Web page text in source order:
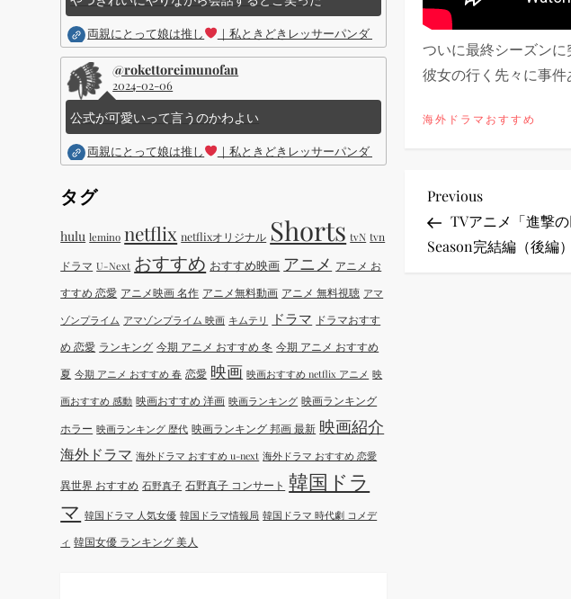
ついに最終シーズンに
彼女の行く先々に事
海外ドラマおすすめ
投
稿
Previous
Post
Previous
TVアニメ「進撃
Season完結編（後編
両親にとって娘は推し ｜私ときどきレッサーパンダ ｜Disney (ディズニープラス）
@rokettoreimunofan
2024-02-06
公式が可愛いって言うのかわよい
両親にとって娘は推し ｜私ときどきレッサーパンダ ｜Disney (ディズニープラス）
タグ
hulu lemino netflix netflixオリジナル Shorts tvN tvn
ドラマ U-Next おすすめ おすすめ映画 アニメ アニメ お
すすめ 恋愛 アニメ映画 名作 アニメ無料動画 アニメ 無料視聴 アマ
ゾンプライム アマゾンプライム 映画 キムテリ ドラマ ドラマおすす
め 恋愛 ランキング 今期 アニメ おすすめ 冬 今期 アニメ おすすめ
夏 今期 アニメ おすすめ 春 恋愛 映画 映画おすすめ netflix アニメ 映
画おすすめ 感動 映画おすすめ 洋画 映画ランキング 映画ランキング
ホラー 映画ランキング 歴代 映画ランキング 邦画 最新 映画紹介
海外ドラマ 海外ドラマ おすすめ u-next 海外ドラマ おすすめ 恋愛
異世界 おすすめ 石野真子 石野真子 コンサート 韓国ドラ
マ 韓国ドラマ 人気女優 韓国ドラマ情報局 韓国ドラマ 時代劇 コメデ
ィ 韓国女優 ランキング 美人